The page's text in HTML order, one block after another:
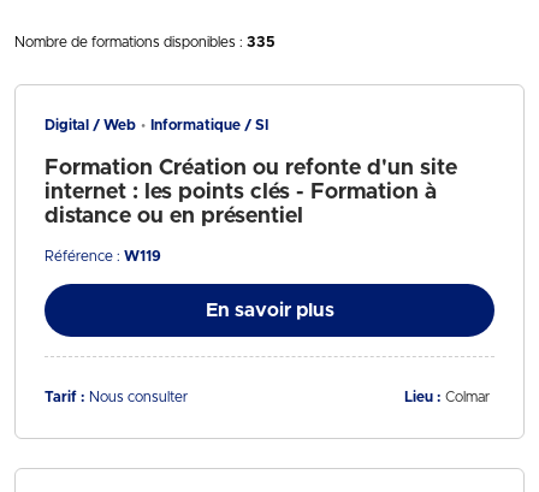
Nombre de formations disponibles : 335
Digital / Web Informatique / SI
Formation Création ou refonte d'un site
internet : les points clés - Formation à
distance ou en présentiel
Référence : W119
En savoir plus
Tarif : Nous consulter Lieu : Colmar